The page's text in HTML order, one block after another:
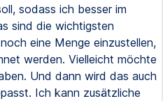
sodass ich besser im
sind die wichtigsten
eine Menge einzustellen,
werden. Vielleicht möchte
Und dann wird das auch
Ich kann zusätzliche